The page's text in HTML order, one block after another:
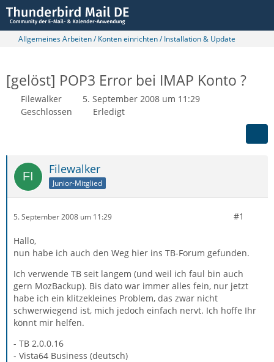
Allgemeines Arbeiten / Konten einrichten / Installation & Update
[gelöst] POP3 Error bei IMAP Konto ?
Filewalker
5. September 2008 um 11:29
Geschlossen
Erledigt
Filewalker
Junior-Mitglied
5. September 2008 um 11:29 #1
Hallo,
nun habe ich auch den Weg hier ins TB-Forum gefunden.
Ich verwende TB seit langem (und weil ich faul bin auch
gern MozBackup). Bis dato war immer alles fein, nur jetzt
habe ich ein klitzekleines Problem, das zwar nicht
schwerwiegend ist, mich jedoch einfach nervt. Ich hoffe Ihr
könnt mir helfen.
- TB 2.0.0.16
- Vista64 Business (deutsch)